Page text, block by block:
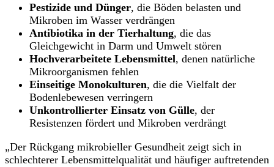
Pestizide und Dünger, die Böden belasten und
Mikroben im Wasser verdrängen
Antibiotika in der Tierhaltung, die das
Gleichgewicht in Darm und Umwelt stören
Hochverarbeitete Lebensmittel, denen natürliche
Mikroorganismen fehlen
Einseitige Monokulturen, die die Vielfalt der
Bodenlebewesen verringern
Unkontrollierter Einsatz von Gülle, der
Resistenzen fördert und Mikroben verdrängt
„Der Rückgang mikrobieller Gesundheit zeigt sich in
schlechterer Lebensmittelqualität und häufiger auftretenden